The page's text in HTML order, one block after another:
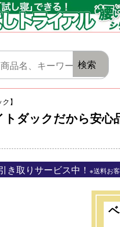
ダックだから安心
毛布・セット布団
検索
】
き取りサービス中！※送料お